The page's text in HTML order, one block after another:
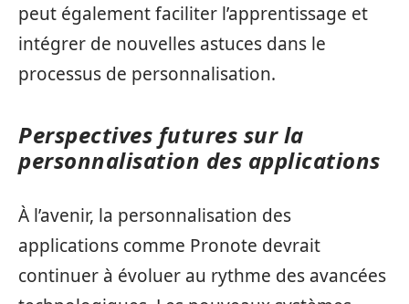
peut également faciliter l’apprentissage et
intégrer de nouvelles astuces dans le
processus de personnalisation.
Perspectives futures sur la
personnalisation des applications
À l’avenir, la personnalisation des
applications comme Pronote devrait
continuer à évoluer au rythme des avancées